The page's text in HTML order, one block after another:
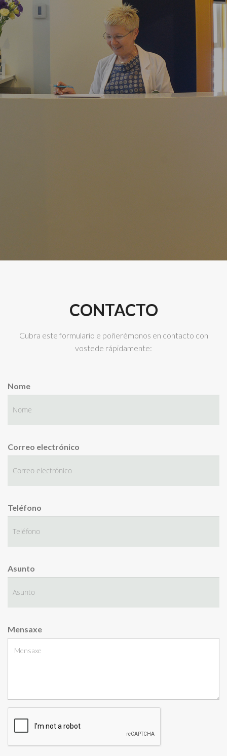
CONTACTO
Cubra este formulario e poñerémonos en contacto con
vostede rápidamente:
Nome
Correo electrónico
Teléfono
Asunto
Mensaxe